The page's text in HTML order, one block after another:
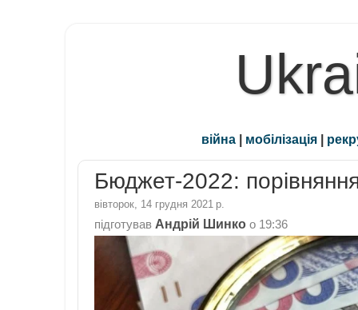
війна | мобілізація |
Бюджет-2022:
вівторок, 14 грудня 2021 р.
підготував Андрій Шинко о 19:36